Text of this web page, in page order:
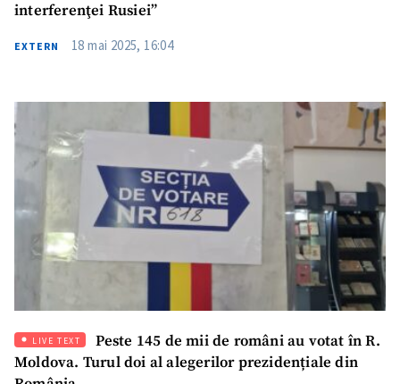
interferenţei Rusiei”
EXTERN 18 mai 2025, 16:04
LIVE TEXT
Peste 145 de mii de români au votat în R.
Moldova. Turul doi al alegerilor prezidențiale din